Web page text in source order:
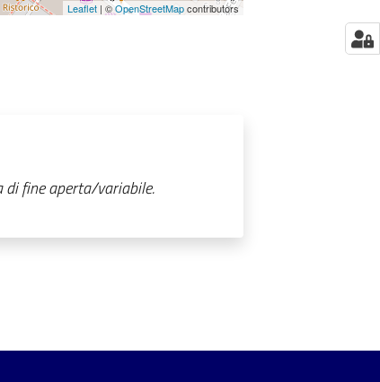
Leaflet| ©OpenStreetMapcontributors
di fine aperta/variabile.